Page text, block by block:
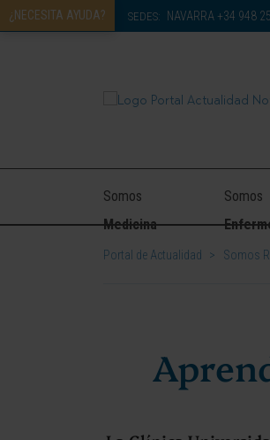
¿NECESITA AYUDA? SEDES: NAVARRA +34 948
Somos
Medicina
Somos
Portal de Actualidad > Somos